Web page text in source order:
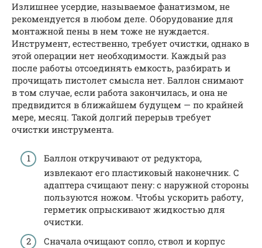
Излишнее усердие, называемое фанатизмом, не
рекомендуется в любом деле. Оборудование для
монтажной пены в нем тоже не нуждается.
Инструмент, естественно, требует очистки, однако в
этой операции нет необходимости. Каждый раз
после работы отсоединять емкость, разбирать и
прочищать пистолет смысла нет. Баллон снимают
в том случае, если работа закончилась, и она не
предвидится в ближайшем будущем — по крайней
мере, месяц. Такой долгий перерыв требует
очистки инструмента.
Баллон откручивают от редуктора,
извлекают его пластиковый наконечник. С
адаптера счищают пену: с наружной стороны
пользуются ножом. Чтобы ускорить работу,
герметик опрыскивают жидкостью для
очистки.
Сначала очищают сопло, ствол и корпус